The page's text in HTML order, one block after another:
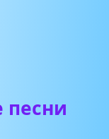
песни